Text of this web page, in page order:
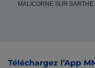
MALICORNE SUR SARTHE
Téléchargez l’App